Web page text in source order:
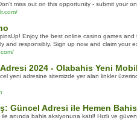
miss out on this opportunity - submit your
Enjoy the best online casino games
and responsibly. Sign up now and claim your
2024 - Olabahis Yeni
yeni adresine sitemizde yer alan linkler
Güncel Adresi ile Hemen Bahis
anında bahis aksiyonuna katıl! Hızlı ve